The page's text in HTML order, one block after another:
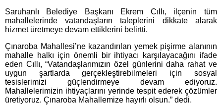
Saruhanlı Belediye Başkanı Ekrem Cıllı, ilçenin tüm
mahallelerinde vatandaşların taleplerini dikkate alarak
hizmet üretmeye devam ettiklerini belirtti.
Çınaroba Mahallesi’ne kazandırılan yemek pişirme alanının
mahalle halkı için önemli bir ihtiyacı karşılayacağını ifade
eden Cıllı, “Vatandaşlarımızın özel günlerini daha rahat ve
uygun şartlarda gerçekleştirebilmeleri için sosyal
tesislerimizi güçlendirmeye devam ediyoruz.
Mahallelerimizin ihtiyaçlarını yerinde tespit ederek çözümler
üretiyoruz. Çınaroba Mahallemize hayırlı olsun.” dedi.